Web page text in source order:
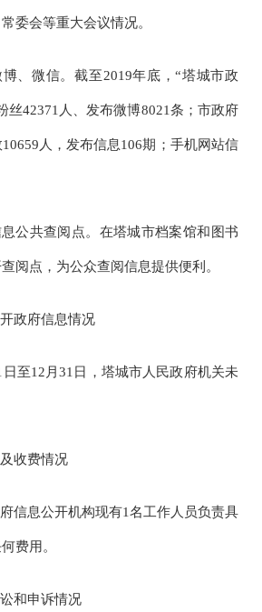
委会等重大会议情况。
博、微信。截至2019年底，“塔城市政
丝42371 人、发布微博8021条；市政府
10659 人，发布信息106期；手机网站信
息公共查阅点。在塔城市档案馆和图书
阅点，为公众查阅信息提供便利。
政府信息情况
日至12 月31 日，塔城市人民政府机关未
收费情况
信息公开机构现有1名工作人员负责具
费用。
和申诉情况